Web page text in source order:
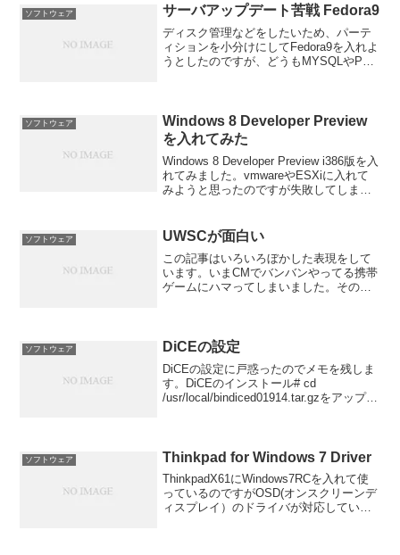
再現度...
ソフトウェア サーバアップデート苦戦 Fedora9
ディスク管理などをしたいため、パーテ
ィションを小分けにしてFedora9を入れよ
うとしたのですが、どうもMYSQLやPHP
...
ソフトウェア
Windows 8 Developer Preview
を入れてみた
Windows 8 Developer Preview i386版を入
れてみました。vmwareやESXiに入れて
みようと思ったのですが失敗してしまい
過程を載せてみま...
ソフトウェア UWSCが面白い
この記事はいろいろぼかした表現をして
います。いまCMでバンバンやってる携帯
ゲームにハマってしまいました。そのゲ
かかるし面倒です。という...
ソフトウェア DiCEの設定
DiCEの設定に戸惑ったのでメモを残しま
す。DiCEのインストール# cd
/usr/local/bindiced01914.tar.gzをアップ#
ソフトウェア Thinkpad for Windows 7 Driver
ThinkpadX61にWindows7RCを入れて使
っているのですがOSD(オンスクリーンデ
ィスプレイ）のドライバが対応していな